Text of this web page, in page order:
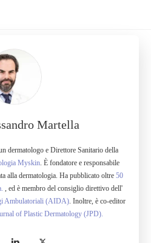
Martella
dermatologo e Direttore Sanitario della
Myskin . È fondatore e responsabile
alla dermatologia. Ha pubblicato oltre 50
, ed è membro del consiglio direttivo dell'
Ambulatoriali (AIDA) . Inoltre, è co-editor
of Plastic Dermatology (JPD).